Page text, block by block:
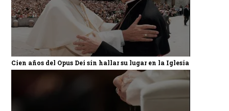
Cien años del Opus Dei sin hallar su lugar en la Iglesia